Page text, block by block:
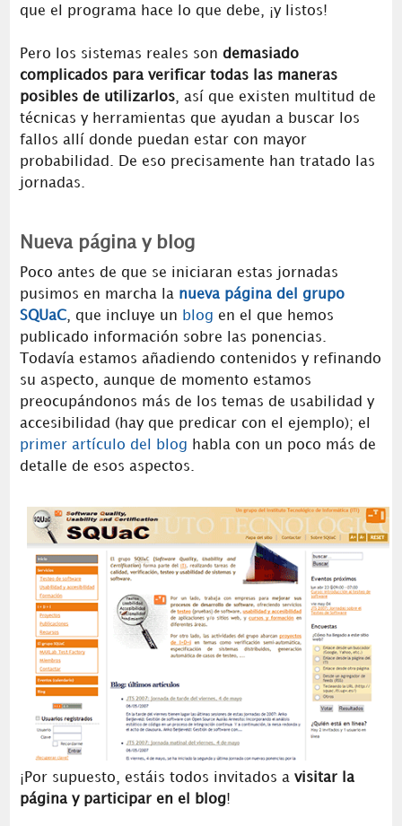
que el programa hace lo que debe, ¡y listos!
Pero los sistemas reales son demasiado
complicados para verificar todas las maneras
posibles de utilizarlos, así que existen multitud de
técnicas y herramientas que ayudan a buscar los
fallos allí donde puedan estar con mayor
probabilidad. De eso precisamente han tratado las
jornadas.
Nueva página y blog
Poco antes de que se iniciaran estas jornadas
pusimos en marcha la nueva página del grupo
SQUaC, que incluye un blog en el que hemos
publicado información sobre las ponencias.
Todavía estamos añadiendo contenidos y refinando
su aspecto, aunque de momento estamos
preocupándonos más de los temas de usabilidad y
accesibilidad (hay que predicar con el ejemplo); el
primer artículo del blog habla con un poco más de
detalle de esos aspectos.
¡Por supuesto, estáis todos invitados a visitar la
página y participar en el blog!